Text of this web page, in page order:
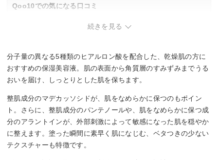
Qoo10での気になる口コミ
・さっぱりした質感のため、重めのしっとり感を好むと物足
・韓国発送のため到着まで時間がかかり、配送状況が不安
続きを見る
分子量の異なる5種類のヒアルロン酸を配合した、乾燥肌の方に
おすすめの保湿美容液。肌の表面から角質層のすみずみまでうる
おいを届け、しっとりとした肌を保ちます。
整肌成分のマデカッソシドが、肌をなめらかに保つのもポイン
ト。さらに、整肌成分のパンテノールや、肌をなめらかに保つ成
分のアラントインが、外部刺激によって敏感になった肌を穏やか
に整えます。塗った瞬間に素早く肌になじむ、ベタつきの少ない
テクスチャーも特徴です。